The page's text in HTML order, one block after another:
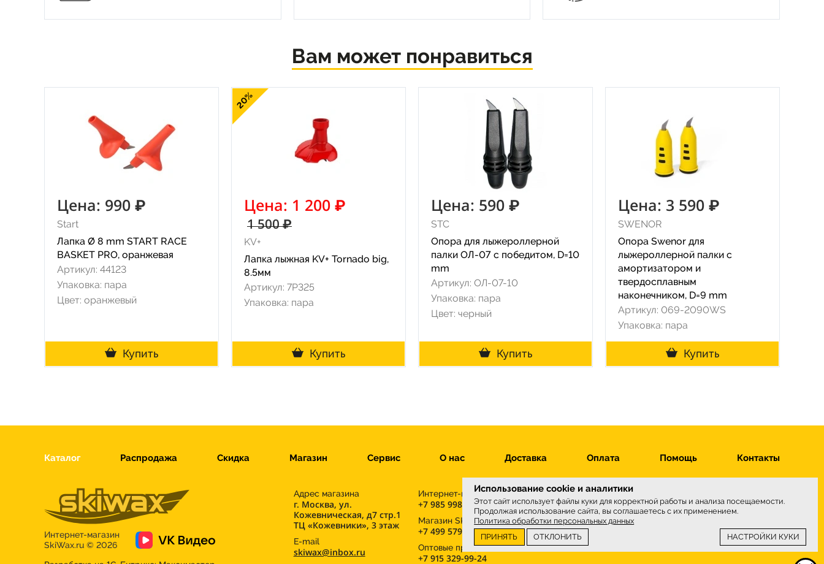
Вам может понравиться
Цена: 990 ₽
Start
Лапка Ø 8 mm START RACE
BASKET PRO, оранжевая
Артикул: 44123
Упаковка: пара
Цвет: оранжевый
Купить
20%
Цена: 1 200 ₽
1 500 ₽
KV+
Лапка лыжная KV+ Tornado big,
8.5мм
Артикул: 7P325
Упаковка: пара
Купить
Цена: 590 ₽
STC
Опора для лыжероллерной
палки ОЛ-07 с победитом, D=10
mm
Артикул: ОЛ-07-10
Упаковка: пара
Цвет: черный
Купить
Цена: 3 590 ₽
SWENOR
Опора Swenor для
лыжероллерной палки с
амортизатором и
твердосплавным
наконечником, D=9 mm
Артикул: 069-2090WS
Упаковка: пара
Купить
Каталог Распродажа Скидка Магазин Сервис О нас Доставка Оплата Помощь Контакты
Интернет-магазин
SkiWax.ru © 2026
Адрес магазина
г. Москва, ул.
Кожевническая, д7 стр.1
ТЦ «Кожевники», 3 этаж
E-mail
skiwax@inbox.ru
Интернет-магазин
+7 985 998-96-71
Магазин SKIWAX sport
+7 499 579-30-41
Оптовые продажи
+7 915 329-99-24
Мы принимаем
Использование cookie и аналитики
Этот сайт использует файлы куки для корректной работы и анализа посещаемости.
Продолжая использование сайта, вы соглашаетесь с их применением.
Политика обработки персональных данных
ПРИНЯТЬ
ОТКЛОНИТЬ НАСТРОЙКИ КУКИ